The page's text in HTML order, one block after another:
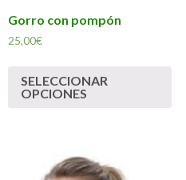
Gorro con pompón
25,00€
SELECCIONAR
OPCIONES